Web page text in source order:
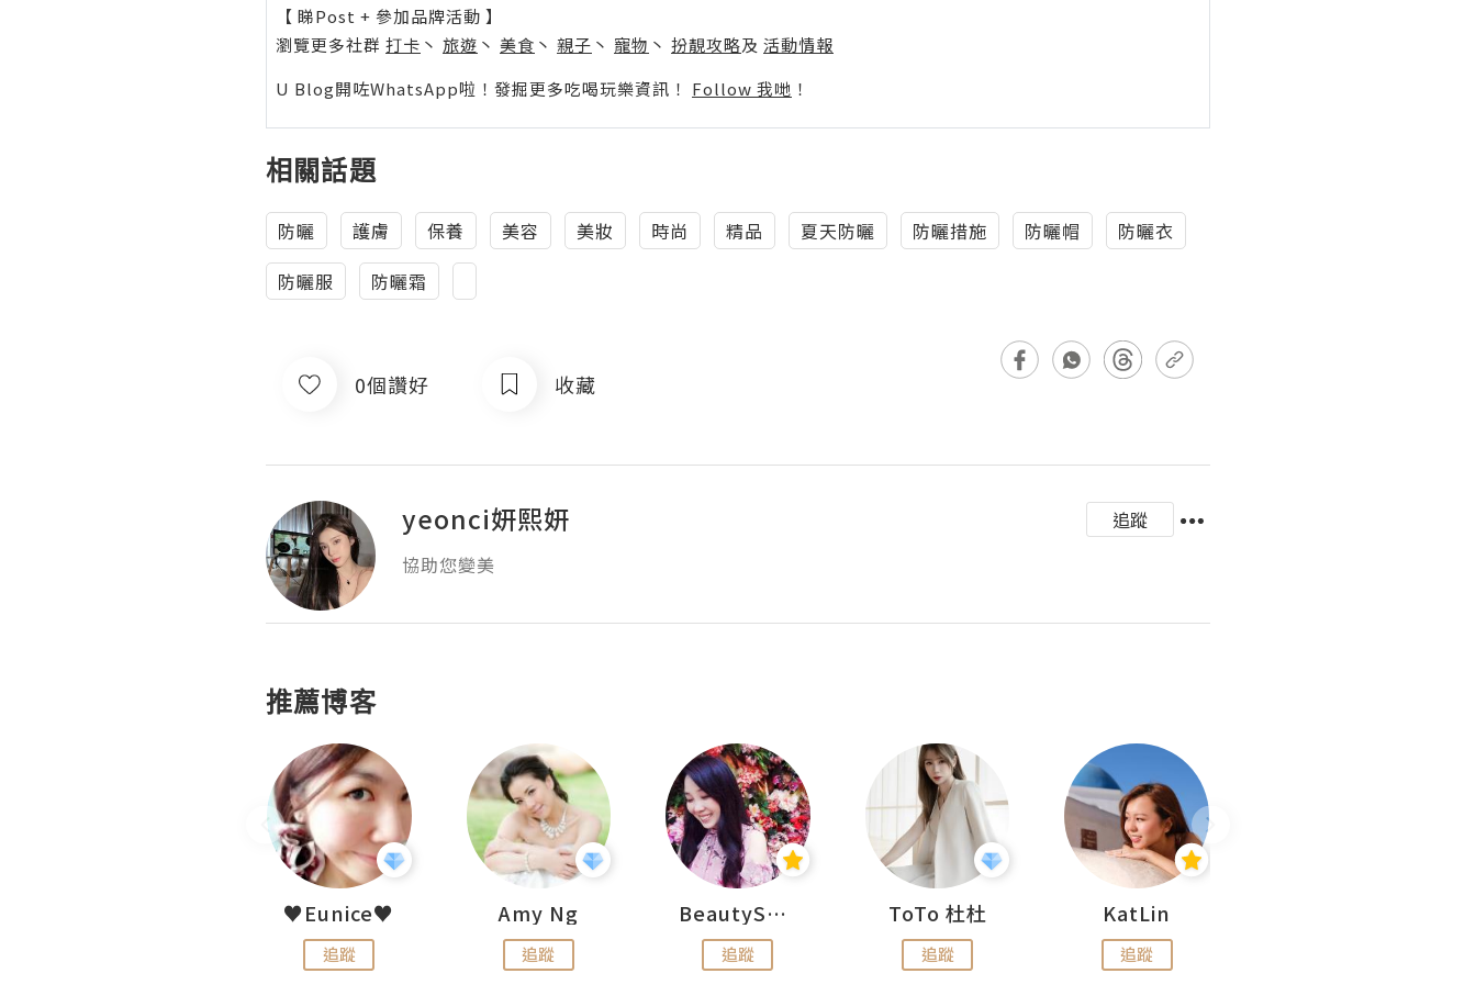
【 睇Post + 參加品牌活動 】
瀏覽更多社群 打卡 丶 旅遊 丶 美食 丶 親子 丶 寵物 丶 扮靚攻略及 活動情報
U Blog開咗WhatsApp啦！發掘更多吃喝玩樂資訊！ Follow 我哋 ！
相關話題
防曬 護膚 保養 美容 美妝 時尚 精品 夏天防曬 防曬措施 防曬帽
防曬衣
防曬服
防曬霜
0個讚好 收藏
yeonci妍熙妍
追蹤
協助您變美
推薦博客
♥Eunice♥
追蹤
Amy Ng
追蹤
BeautySearch
追蹤
ToTo 杜杜
追蹤
KatLin
追蹤